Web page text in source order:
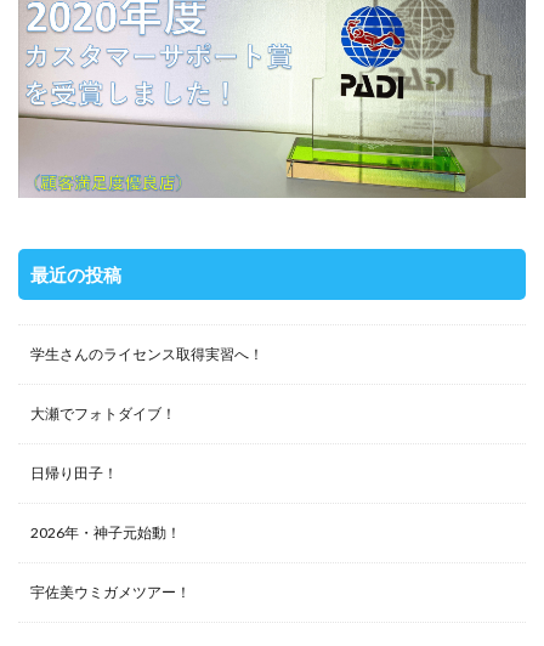
最近の投稿
学生さんのライセンス取得実習へ！
大瀬でフォトダイブ！
日帰り田子！
2026年・神子元始動！
宇佐美ウミガメツアー！